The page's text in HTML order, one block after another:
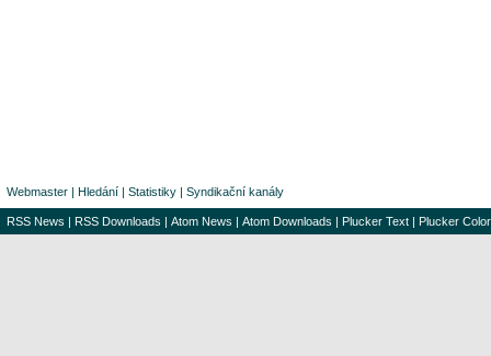
Webmaster | Hledání | Statistiky | Syndikační kanály
RSS News | RSS Downloads | Atom News | Atom Downloads | Plucker Text | Plucker Color